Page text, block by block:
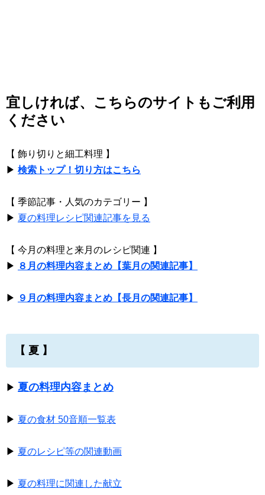
宜しければ、こちらのサイトもご利用
ください
【 飾り切りと細工料理 】
▶ 検索トップ！切り方はこちら
【 季節記事・人気のカテゴリー 】
▶ 夏の料理レシピ関連記事を見る
【 今月の料理と来月のレシピ関連 】
▶ ８月の料理内容まとめ【葉月の関連記事】
▶ ９月の料理内容まとめ【長月の関連記事】
【 夏 】
▶ 夏の料理内容まとめ
▶ 夏の食材 50音順一覧表
▶ 夏のレシピ等の関連動画
▶ 夏の料理に関連した献立